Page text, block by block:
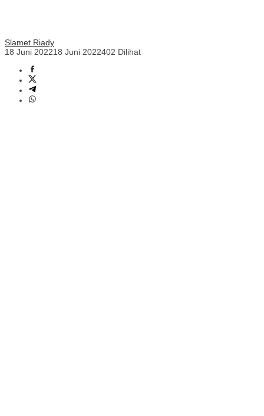
Slamet Riady
18 Juni 202218 Juni 2022402 Dilihat